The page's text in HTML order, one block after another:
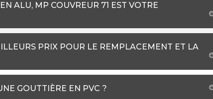
ALU, MP COUVREUR 71 EST VOTRE
PRIX POUR LE REMPLACEMENT ET LA
GOUTTIÈRE EN PVC ?